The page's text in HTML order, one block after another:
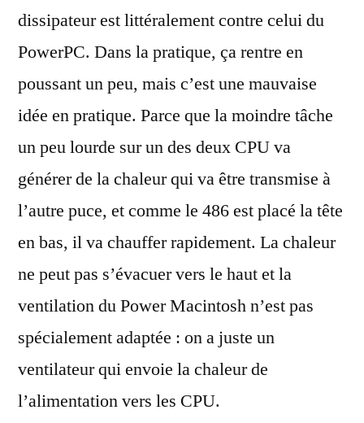
dissipateur est littéralement contre celui du
PowerPC. Dans la pratique, ça rentre en
poussant un peu, mais c’est une mauvaise
idée en pratique. Parce que la moindre tâche
un peu lourde sur un des deux CPU va
générer de la chaleur qui va être transmise à
l’autre puce, et comme le 486 est placé la tête
en bas, il va chauffer rapidement. La chaleur
ne peut pas s’évacuer vers le haut et la
ventilation du Power Macintosh n’est pas
spécialement adaptée : on a juste un
ventilateur qui envoie la chaleur de
l’alimentation vers les CPU.